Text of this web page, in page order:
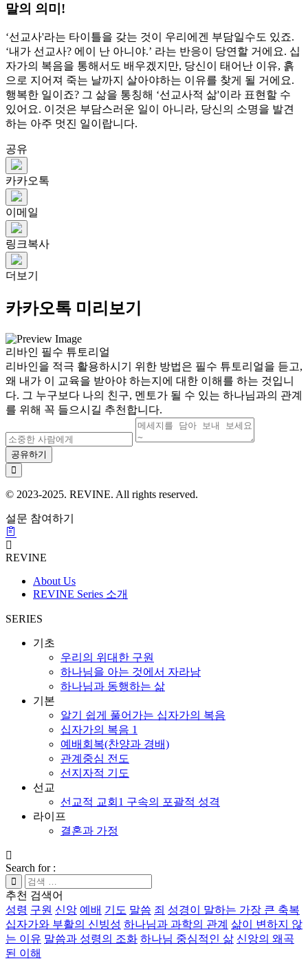
말의 의미!
‘선교사'라는 타이틀을 갖는 것이 우리에겐 부담일수도 있죠.
‘내가 선교사? 에이 난 아니야.’ 라는 반응이 당연할 거에요. 십
자가의 복음을 통해서도 배우겠지만, 당신이 태어난 이유, 흙
으로 지어져 죽는 날까지 살아야하는 이유를 찾게 될 거에요.
행복한 일이죠? 그 삶을 통칭해 ‘선교사적 삶'이라 표현할 수
있어요. 이것은 부담스러운 일이 아니라, 당신의 소명을 발견
하는 아주 멋진 일이랍니다.
공유
카카오톡
이메일
링크복사
더보기
카카오톡 미리보기
리바인 필수 튜토리얼
리바인을 적극 활용하시기 위한 방법은 필수 튜토리얼을 듣고,
왜 내가 이 교육을 받아야 하는지에 대한 이해를 하는 것입니
다. 그 누구보다 나의 친구, 멘토가 될 수 있는 하나님과의 관계
를 위해 꼭 들으시길 추천합니다.
공유하기
© 2023-2025. REVINE. All rights reserved.
설문 참여하기
REVINE
About Us
REVINE Series 소개
SERIES
기초
우리의 위대한 구원
하나님을 아는 것에서 자라남
하나님과 동행하는 삶
기본
알기 쉽게 풀어가는 십자가의 복음
십자가의 복음 1
예배회복(찬양과 경배)
관계중심 전도
선지자적 기도
선교
선교적 교회1 구속의 포괄적 성격
라이프
결혼과 가정
Search for :
추천 검색어
성령 구원 신앙 예배 기도 말씀 죄 성경이 말하는 가장 큰 축복
십자가와 부활의 신빙성 하나님과 과학의 관계 삶이 변하지 않
는 이유 말씀과 성령의 조화 하나님 중심적인 삶 신앙의 왜곡
된 이해